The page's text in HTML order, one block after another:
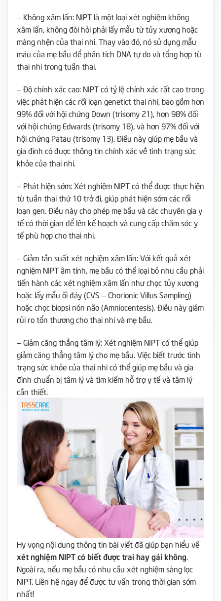
– Không xâm lấn: NIPT là một loại xét nghiệm không
xâm lấn, không đòi hỏi phải lấy mẫu từ tủy xương hoặc
màng nhện của thai nhi. Thay vào đó, nó sử dụng mẫu
máu của mẹ bầu để phân tích DNA tự do và tổng hợp từ
thai nhi trong tuần thai.
– Độ chính xác cao: NIPT có tỷ lệ chính xác rất cao trong
việc phát hiện các rối loạn genetict thai nhi, bao gồm hơn
99% đối với hội chứng Down (trisomy 21), hơn 98% đối
với hội chứng Edwards (trisomy 18), và hơn 97% đối với
hội chứng Patau (trisomy 13). Điều này giúp mẹ bầu và
gia đình có được thông tin chính xác về tình trạng sức
khỏe của thai nhi.
– Phát hiện sớm: Xét nghiệm NIPT có thể được thực hiện
từ tuần thai thứ 10 trở đi, giúp phát hiện sớm các rối
loạn gen. Điều này cho phép mẹ bầu và các chuyên gia y
tế có thời gian để lên kế hoạch và cung cấp chăm sóc y
tế phù hợp cho thai nhi.
– Giảm tần suất xét nghiệm xâm lấn: Với kết quả xét
nghiệm NIPT âm tính, mẹ bầu có thể loại bỏ nhu cầu phải
tiến hành các xét nghiệm xâm lấn như chọc tủy xương
hoặc lấy mẫu ối đáy (CVS – Chorionic Villus Sampling)
hoặc chọc biopsi nón não (Amniocentesis). Điều này giảm
rủi ro tổn thương cho thai nhi và mẹ bầu.
– Giảm căng thẳng tâm lý: Xét nghiệm NIPT có thể giúp
giảm căng thẳng tâm lý cho mẹ bầu. Việc biết trước tình
trạng sức khỏe của thai nhi có thể giúp mẹ bầu và gia
đình chuẩn bị tâm lý và tìm kiếm hỗ trợ y tế và tâm lý
cần thiết.
Hy vọng nội dung thông tin bài viết đã giúp bạn hiểu về
xét nghiệm NIPT có biết được trai hay gái không.
Ngoài ra, nếu mẹ bầu có nhu cầu xét nghiệm sàng lọc
NIPT. Liên hệ ngay để được tư vấn trong thời gian sớm
nhất!